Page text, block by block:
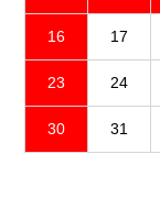
16 17
23 24
30 31